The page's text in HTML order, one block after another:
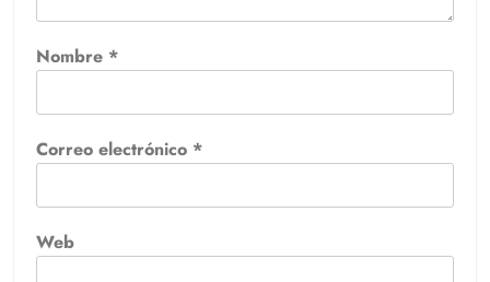
Nombre *
Correo electrónico *
Web